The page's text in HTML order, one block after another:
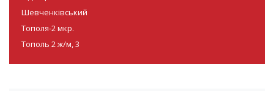
Шевченківський
Тополя-2 мкр.
Тополь 2 ж/м, 3